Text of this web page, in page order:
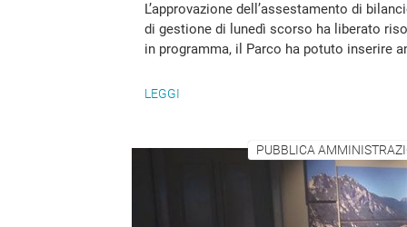
L’approvazione dell’assestamento di
di gestione di lunedì scorso ha liberato
in programma, il Parco ha potuto inserire
LEGGI
PUBBLICA